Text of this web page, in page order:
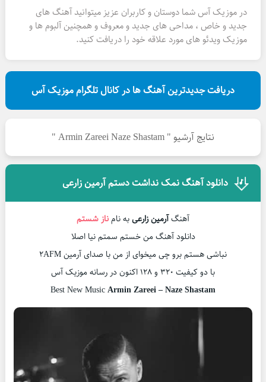
در موزیک آس شما دوستان و کاربران عزیز میتوانید آهنگ های
جدید و خاص ، مداحی های جدید و معروف و همچنین آلبوم ها و
موزیک ویدئو های مورد علاقه خود را دریافت کنید.
دریافت جدیدترین آهنگ ها در کانال تلگرام موزیک آس
نتایج آرشیو " Armin Zareei Naze Shastam "
دانلود آهنگ نمک نداشت دستم آرمین زارعی
آهنگآرمین زارعیبه نامناز شستم
دانلود آهنگ من خستم سمتم نیا اصلا
نباشی هستم برو چی میخوای از من با صدای آرمین 2AFM
با دو کیفیت ۳۲۰ و ۱۲۸ اکنون در رسانه موزیک آس
Best New MusicArmin Zareei – Naze Shastam